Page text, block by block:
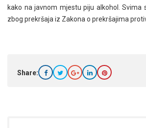
kako na javnom mjestu piju alkohol. Svima
zbog prekršaja iz Zakona o prekršajima
Share: